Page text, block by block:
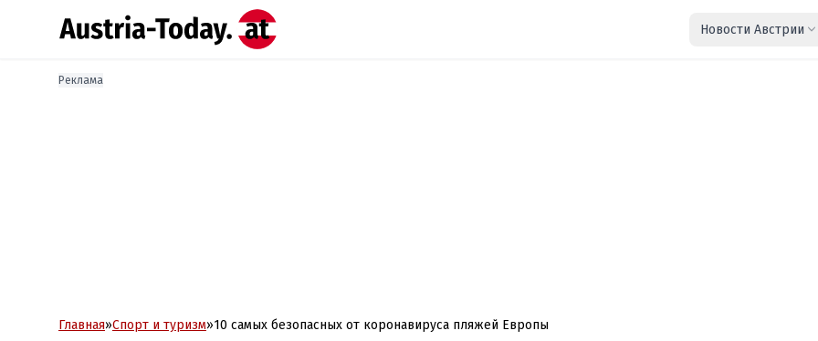
Новости Австрии
Реклама
Главная»Спорт и туризм»10 самых безопасных от коронавируса пляжей Европы